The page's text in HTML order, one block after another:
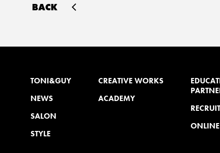
BACK
TONI&GUY
NEWS
SALON
STYLE
CREATIVE WORKS
ACADEMY
RECRUIT